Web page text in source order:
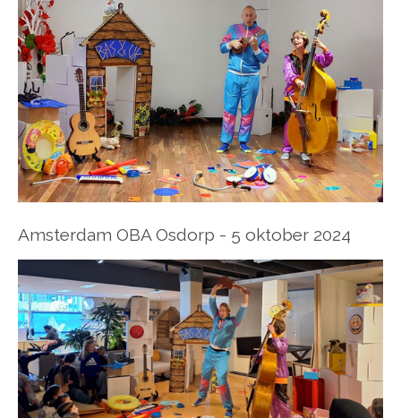
Amsterdam OBA Osdorp - 5 oktober 2024